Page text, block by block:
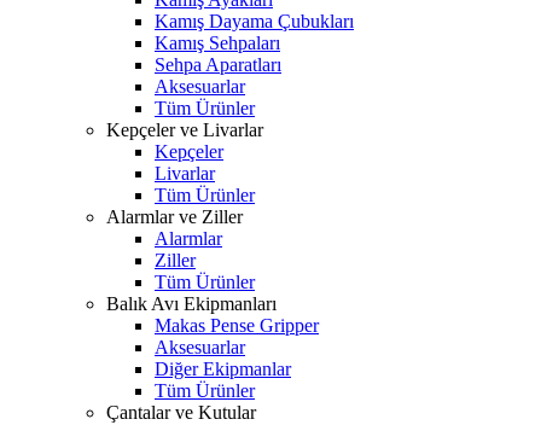
Kamış Dayama Çubukları
Kamış Sehpaları
Sehpa Aparatları
Aksesuarlar
Tüm Ürünler
Kepçeler ve Livarlar
Kepçeler
Livarlar
Tüm Ürünler
Alarmlar ve Ziller
Alarmlar
Ziller
Tüm Ürünler
Balık Avı Ekipmanları
Makas Pense Gripper
Aksesuarlar
Diğer Ekipmanlar
Tüm Ürünler
Çantalar ve Kutular